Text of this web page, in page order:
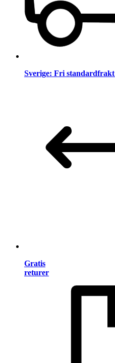
Sverige: Fri standardfrakt
Gratis
returer